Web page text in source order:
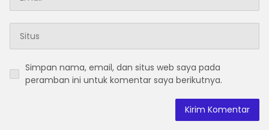
Simpan nama, email, dan situs web saya pada
peramban ini untuk komentar saya berikutnya.